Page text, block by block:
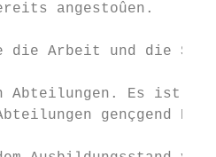
angestoûen.
die Arbeit und
Abteilungen. Es
gençgend